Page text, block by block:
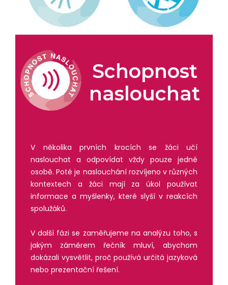
Schopnost
naslouchat
V několika prvních krocích se žáci učí
naslouchat a odpovídat vždy pouze jedné
osobě. Poté je naslouchání rozvíjeno v různých
kontextech a žáci mají za úkol používat
informace a myšlenky, které slyší v reakcích
spolužáků.
V další fázi se zaměřujeme na analýzu toho, s
jakým záměrem řečník mluví, abychom
dokázali vysvětlit, proč používá určitá jazyková
nebo prezentační řešení.